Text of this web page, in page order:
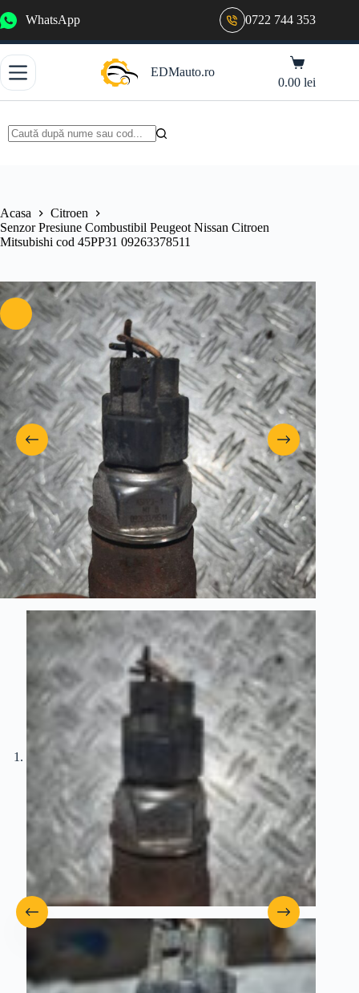
la
WhatsApp 0722 744 353
EDMauto.ro
Coș
de
cumpărături
0.00lei
Acasa
Citroen
Senzor Presiune Combustibil Peugeot Nissan Citroen
Mitsubishi cod 45PP31 09263378511